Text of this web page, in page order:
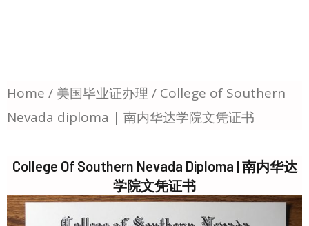
Home / 美国毕业证办理 / College of Southern
Nevada diploma | 南内华达学院文凭证书
College Of Southern Nevada Diploma | 南内华达
学院文凭证书